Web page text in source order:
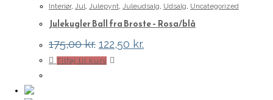
Interiør, Jul, Julepynt, Juleudsalg, Udsalg, Uncategorized
Julekugler Ball fra Broste – Rosa/blå
175,00kr. Den
oprindelige
pris
122,50 kr.
aktuelle
Tilføj til kurv